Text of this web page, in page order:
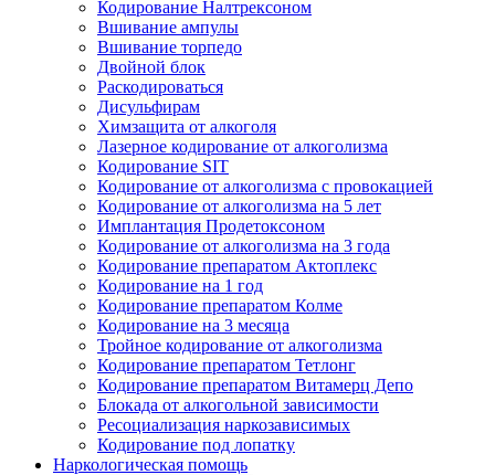
Кодирование Налтрексоном
Вшивание ампулы
Вшивание торпедо
Двойной блок
Раскодироваться
Дисульфирам
Химзащита от алкоголя
Лазерное кодирование от алкоголизма
Кодирование SIT
Кодирование от алкоголизма с провокацией
Кодирование от алкоголизма на 5 лет
Имплантация Продетоксоном
Кодирование от алкоголизма на 3 года
Кодирование препаратом Актоплекс
Кодирование на 1 год
Кодирование препаратом Колме
Кодирование на 3 месяца
Тройное кодирование от алкоголизма
Кодирование препаратом Тетлонг
Кодирование препаратом Витамерц Депо
Блокада от алкогольной зависимости
Ресоциализация наркозависимых
Кодирование под лопатку
Наркологическая помощь